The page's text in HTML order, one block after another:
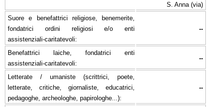
S. Anna (via)
Suore e benefattrici religiose, benemerite,
fondatrici ordini religiosi e/o enti
assistenziali-caritatevoli:
--
Benefattrici laiche, fondatrici enti
assistenziali-caritatevoli:
--
Letterate / umaniste (scrittrici, poete,
letterate, critiche, giornaliste, educatrici,
pedagoghe, archeologhe, papirologhe...):
--